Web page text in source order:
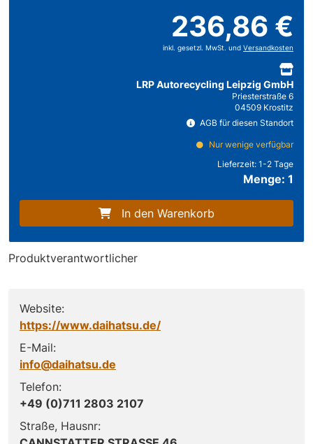
236,86 €
inkl. gesetzl. MwSt. und Versandkosten
LRP Autorecycling Leipzig GmbH
Priesterstraße 6
04509 Krostitz
AGB für diesen Standort
Nur wenige verfügbar
Lieferzeit: 1-2 Tage
Menge: 1
In den Warenkorb
Produktverantwortlicher
Website:
https://www.daihatsu.de/
E-Mail:
info@daihatsu.de
Telefon:
+49 (0)711 2803 2107
Straße, Hausnr: